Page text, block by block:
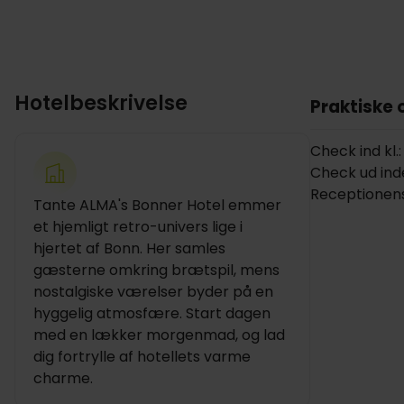
Hotelbeskrivelse
Tante ALMA's Bonner Hotel emmer
et hjemligt retro-univers lige i
hjertet af Bonn. Her samles
gæsterne omkring brætspil, mens
nostalgiske værelser byder på en
hyggelig atmosfære. Start dagen
med en lækker morgenmad, og lad
dig fortrylle af hotellets varme
charme.
Praktiske
Check ind
Check ud